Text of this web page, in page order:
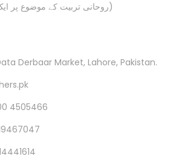
(روحانی تربیت کے موضوع پر ایک خوبصورت کتاب)
Derbaar Market, Lahore, Pakistan.
4505466